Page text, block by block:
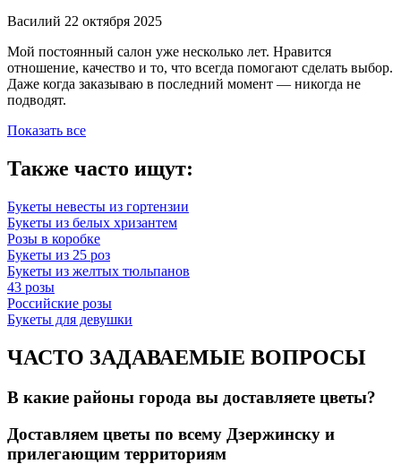
Василий 22 октября 2025
Мой постоянный салон уже несколько лет. Нравится
отношение, качество и то, что всегда помогают сделать выбор.
Даже когда заказываю в последний момент — никогда не
подводят.
Показать все
Также часто ищут:
Букеты невесты из гортензии
Букеты из белых хризантем
Розы в коробке
Букеты из 25 роз
Букеты из желтых тюльпанов
43 розы
Российские розы
Букеты для девушки
ЧАСТО ЗАДАВАЕМЫЕ ВОПРОСЫ
В какие районы города вы доставляете цветы?
Доставляем цветы по всему Дзержинску и
прилегающим территориям